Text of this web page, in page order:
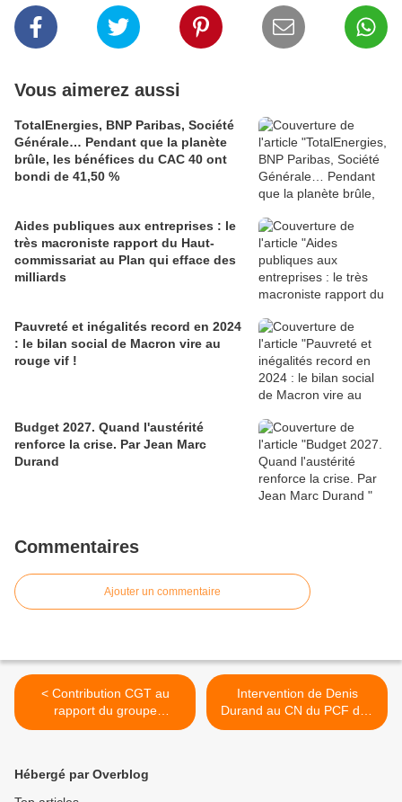
Vous aimerez aussi
TotalEnergies, BNP Paribas, Société
Générale… Pendant que la planète
brûle, les bénéfices du CAC 40 ont
bondi de 41,50 %
Aides publiques aux entreprises : le
très macroniste rapport du Haut-
commissariat au Plan qui efface des
milliards
Pauvreté et inégalités record en 2024
: le bilan social de Macron vire au
rouge vif !
Budget 2027. Quand l'austérité
renforce la crise. Par Jean Marc
Durand
Commentaires
Ajouter un commentaire
< Contribution CGT au
rapport du groupe
d’expert·es du SMIC - 2023
Intervention de Denis
Durand au CN du PCF des
18 et 19 novembre >
Hébergé par Overblog